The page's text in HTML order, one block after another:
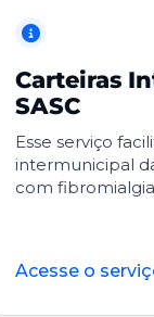
Carteiras
SASC
Esse serviço
intermunicipal
com
Acesse o